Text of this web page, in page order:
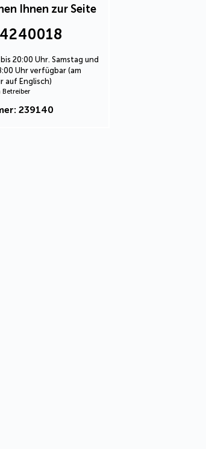
Ihnen zur Seite
20:00 Uhr. Samstag und
Uhr verfügbar (am
auf Englisch)
239140